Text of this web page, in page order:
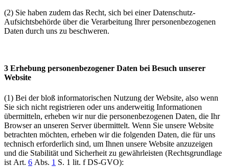
(2) Sie haben zudem das Recht, sich bei einer Datenschutz-
Aufsichtsbehörde über die Verarbeitung Ihrer personenbezogenen
Daten durch uns zu beschweren.
3 Erhebung personenbezogener Daten bei Besuch unserer
Website
(1) Bei der bloß informatorischen Nutzung der Website, also wenn
Sie sich nicht registrieren oder uns anderweitig Informationen
übermitteln, erheben wir nur die personenbezogenen Daten, die Ihr
Browser an unseren Server übermittelt. Wenn Sie unsere Website
betrachten möchten, erheben wir die folgenden Daten, die für uns
technisch erforderlich sind, um Ihnen unsere Website anzuzeigen
und die Stabilität und Sicherheit zu gewährleisten (Rechtsgrundlage
ist Art. 6 Abs. 1 S. 1 lit. f DS-GVO):